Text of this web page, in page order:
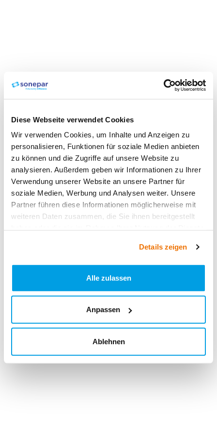
Diese Webseite verwendet Cookies
Wir verwenden Cookies, um Inhalte und Anzeigen zu
personalisieren, Funktionen für soziale Medien anbieten
zu können und die Zugriffe auf unsere Website zu
analysieren. Außerdem geben wir Informationen zu Ihrer
Verwendung unserer Website an unsere Partner für
soziale Medien, Werbung und Analysen weiter. Unsere
Partner führen diese Informationen möglicherweise mit
weiteren Daten zusammen, die Sie ihnen bereitgestellt
Details zeigen
Alle zulassen
Anpassen
Ablehnen